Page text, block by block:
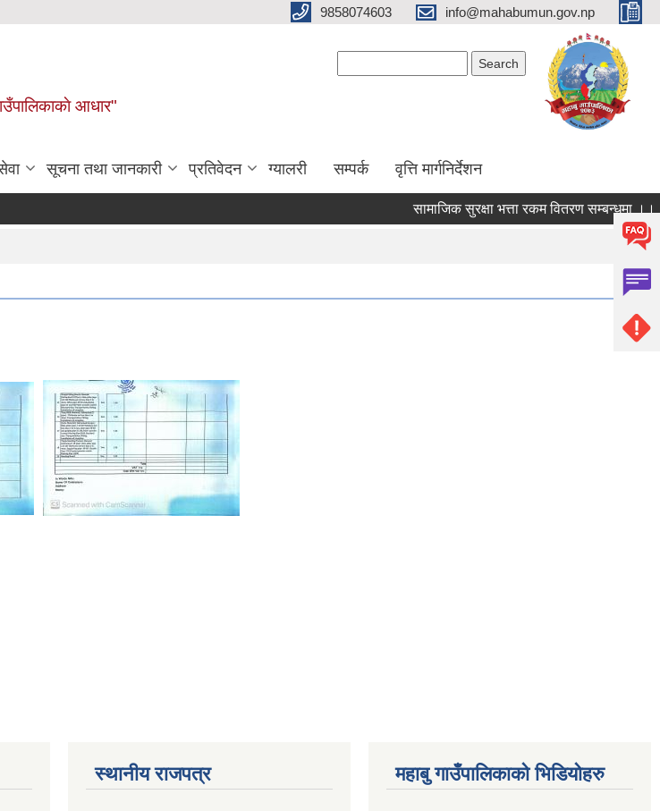
9858074603 info@mahabumun.gov.np
आधार"
सूचना तथा जानकारी प्रतिवेदन ग्यालरी सम्पर्क वृत्ति मार्गनिर्देशन
सामाजिक सुरक्षा भत्ता रकम वितरण सम्बन्धमा ।।
स्थानीय राजपत्र महाबु गाउँपालिकाको भिडियोहरु